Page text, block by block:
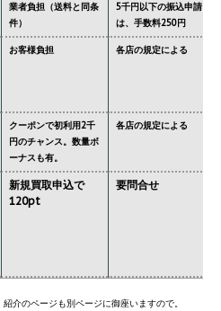
業者負担（送料と同条
件）
5千円以下の振込申請
は、手数料250円
お客様負担 各店の規定による
クーポンで初利用2千
円のチャンス。数量ボ
ーナスも有。
各店の規定による
新規買取申込で
120pt
要問合せ
介のページも別ページに御座いますので。